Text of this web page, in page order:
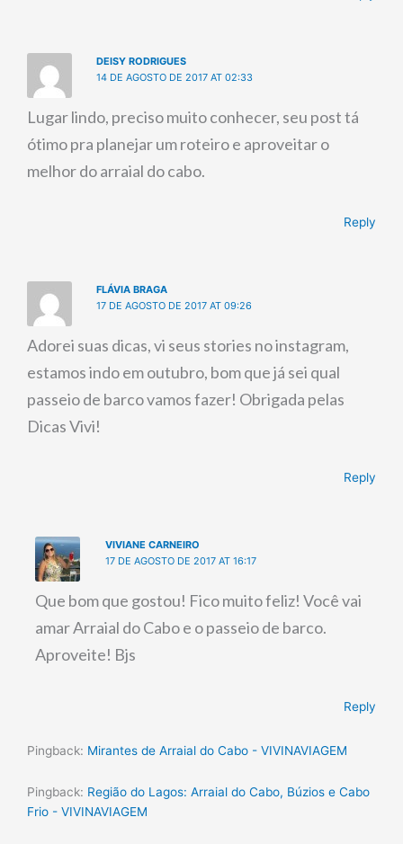
DEISY RODRIGUES
14 DE AGOSTO DE 2017 AT 02:33
Lugar lindo, preciso muito conhecer, seu post tá
ótimo pra planejar um roteiro e aproveitar o
melhor do arraial do cabo.
Reply
FLÁVIA BRAGA
17 DE AGOSTO DE 2017 AT 09:26
Adorei suas dicas, vi seus stories no instagram,
estamos indo em outubro, bom que já sei qual
passeio de barco vamos fazer! Obrigada pelas
Dicas Vivi!
Reply
VIVIANE CARNEIRO
17 DE AGOSTO DE 2017 AT 16:17
Que bom que gostou! Fico muito feliz! Você vai
amar Arraial do Cabo e o passeio de barco.
Aproveite! Bjs
Reply
Pingback: Mirantes de Arraial do Cabo - VIVINAVIAGEM
Pingback: Região do Lagos: Arraial do Cabo, Búzios e Cabo
Frio - VIVINAVIAGEM